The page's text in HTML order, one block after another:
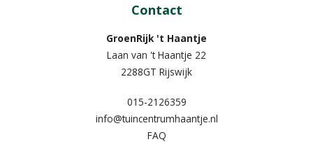
Contact
GroenRijk 't Haantje
Laan van 't Haantje 22
2288GT Rijswijk
015-2126359
info@tuincentrumhaantje.nl
FAQ